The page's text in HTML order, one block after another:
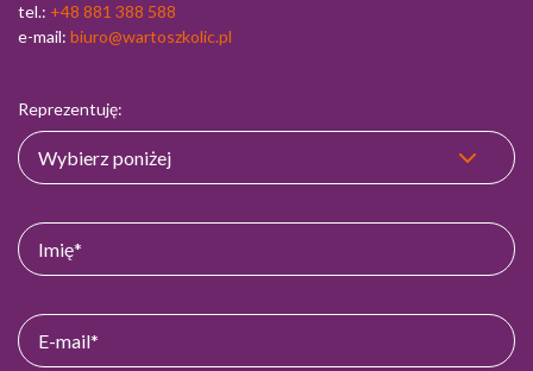
tel.: +48 881 388 588
e-mail: biuro@wartoszkolic.pl
Reprezentuję: